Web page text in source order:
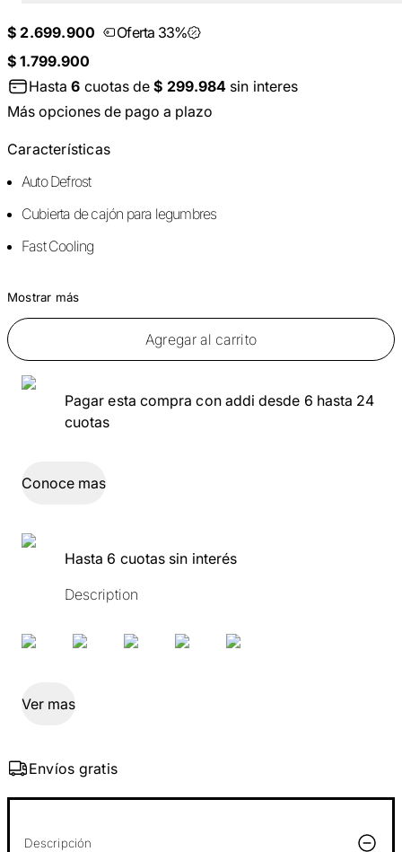
$ 2.699.900
Oferta 33%
$ 1.799.900
Hasta6 cuotas de$ 299.984 sin interes
Más opciones de pago a plazo
Características
Auto Defrost
Cubierta de cajón para legumbres
Fast Cooling
Mostrar más
Agregar al carrito
Pagar esta compra con addi desde 6 hasta 24
cuotas
Conoce mas
Hasta 6 cuotas sin interés
Description
Ver mas
Envíos gratis
Descripción